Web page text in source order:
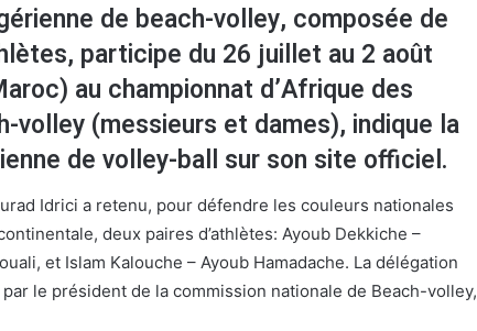
de beach-volley, composée de
participe du 26 juillet au 2 août
au championnat d’Afrique des
volley (messieurs et dames), indique la
de volley-ball sur son site officiel.
Idrici a retenu, pour défendre les couleurs nationales
deux paires d’athlètes: Ayoub Dekkiche –
et Islam Kalouche – Ayoub Hamadache. La délégation
le président de la commission nationale de Beach-volley,